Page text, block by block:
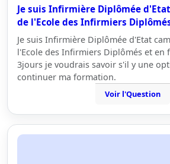
Je suis Infirmière Diplômée
de l'Ecole des Infirmiers
Je suis Infirmière Diplômée d'Etat
l'Ecole des Infirmiers Diplômés et en
3jours je voudrais savoir s'il y une
continuer ma formation.
Voir l'Question